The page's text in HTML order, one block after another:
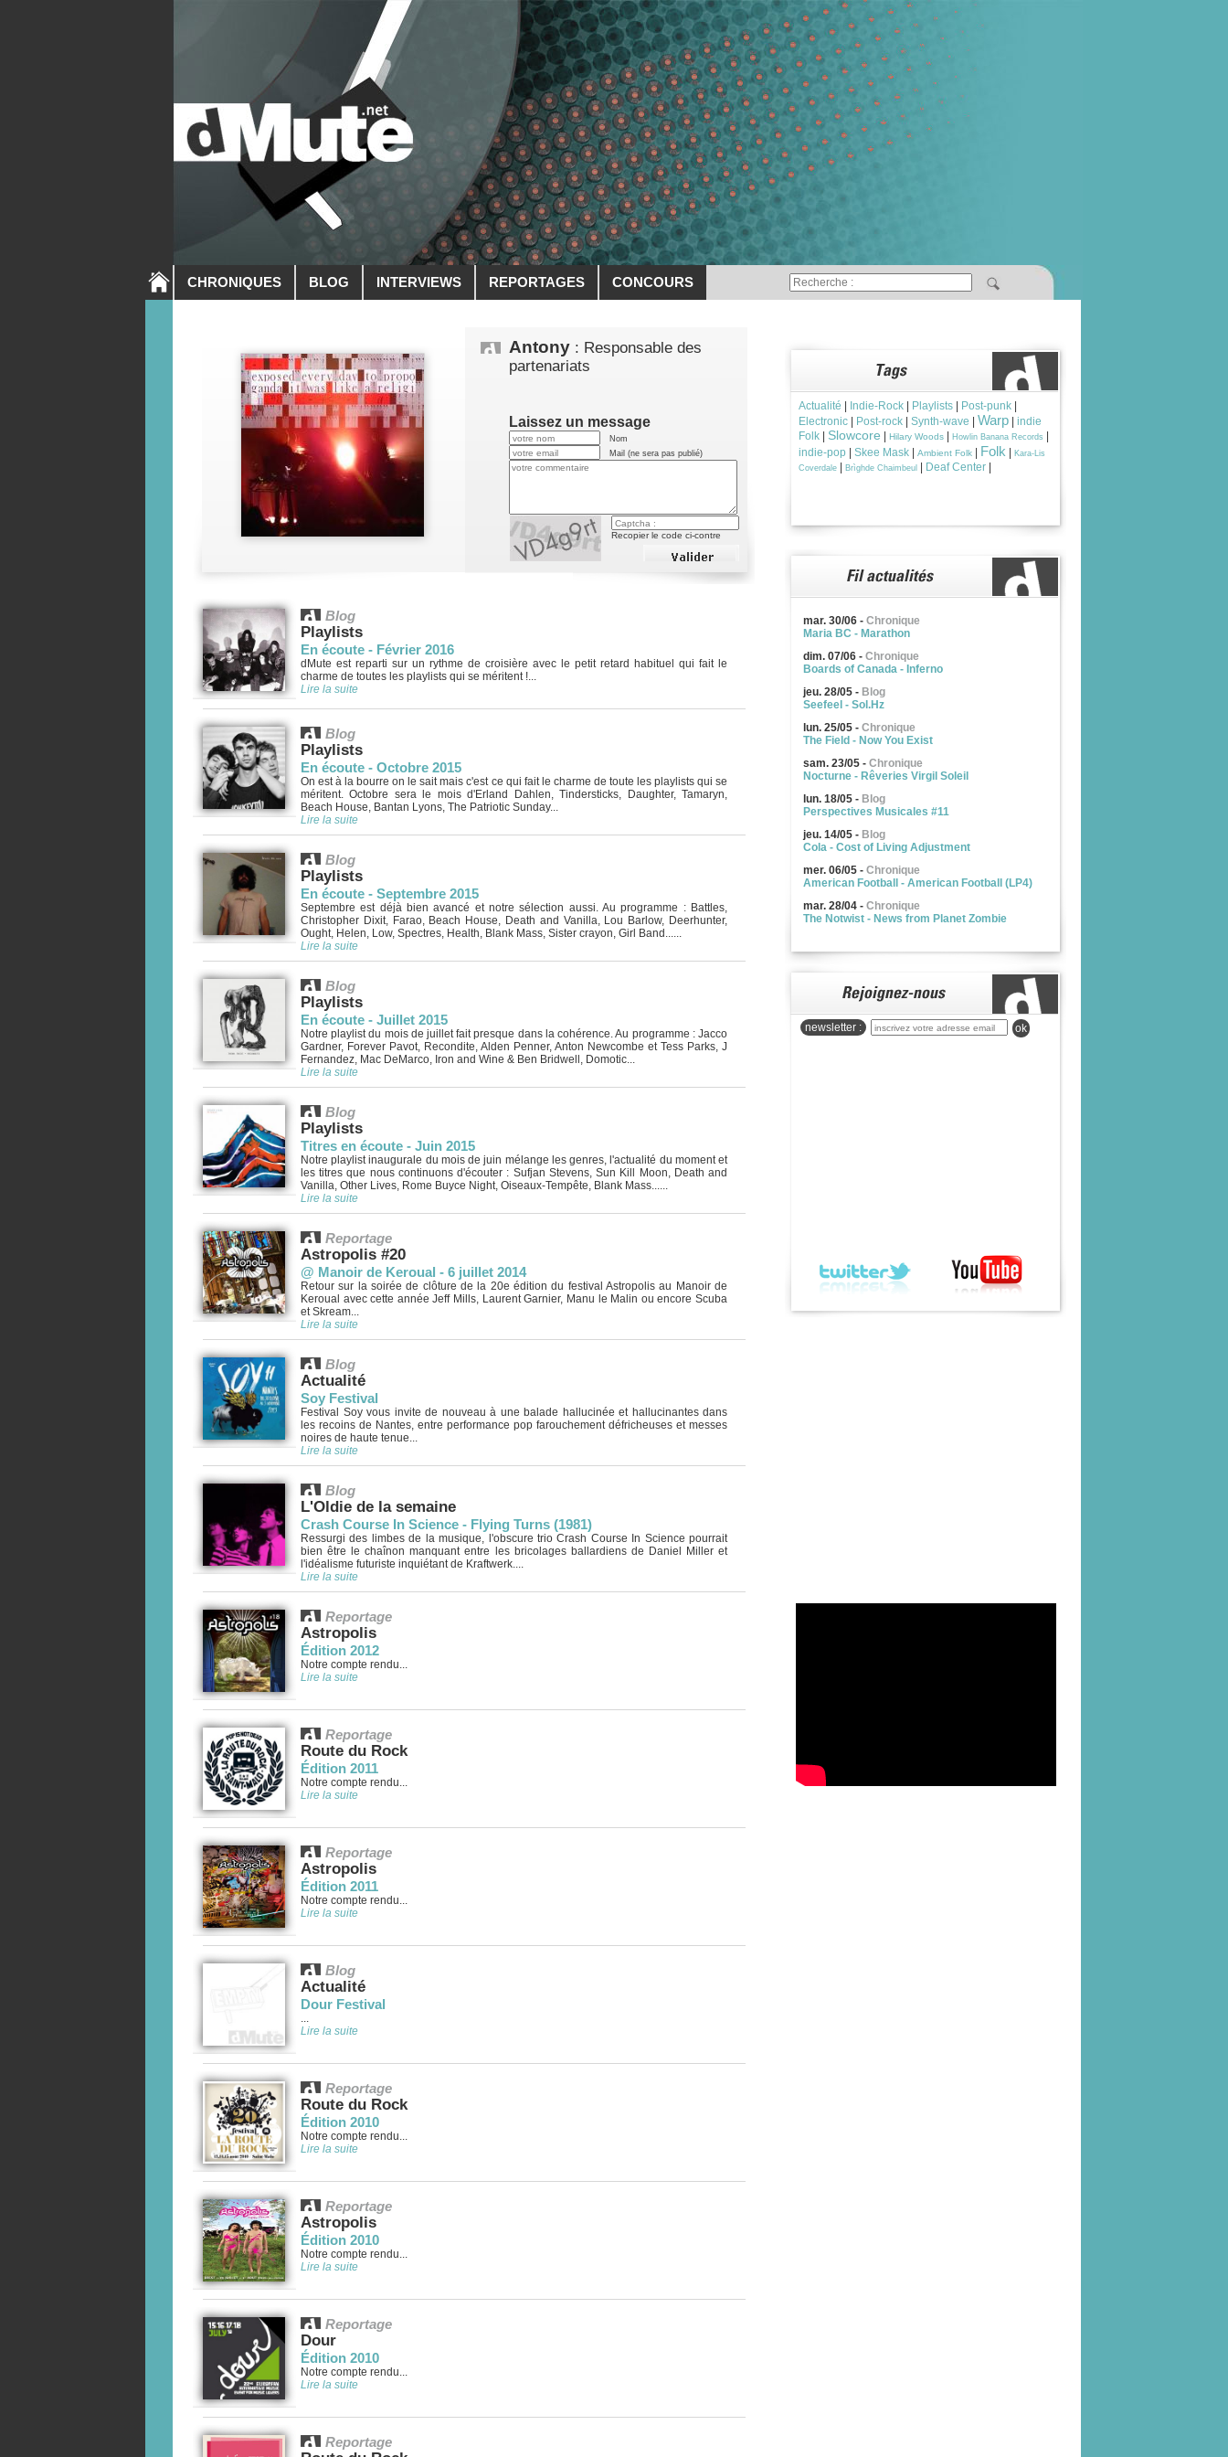
CHRONIQUES BLOG INTERVIEWS REPORTAGES CONCOURS
Antony : Responsable des
partenariats
Laissez un message
Nom
Mail (ne sera pas publié)
Recopier le code ci-contre
Blog
Playlists
En écoute - Février 2016
dMute est reparti sur un rythme de croisière avec le petit retard habituel qui fait le
charme de toutes les playlists qui se méritent !...
Lire la suite
Blog
Playlists
En écoute - Octobre 2015
On est à la bourre on le sait mais c'est ce qui fait le charme de toute les playlists qui se
méritent. Octobre sera le mois d'Erland Dahlen, Tindersticks, Daughter, Tamaryn,
Beach House, Bantan Lyons, The Patriotic Sunday...
Lire la suite
Blog
Playlists
En écoute - Septembre 2015
Septembre est déjà bien avancé et notre sélection aussi. Au programme : Battles,
Christopher Dixit, Farao, Beach House, Death and Vanilla, Lou Barlow, Deerhunter,
Ought, Helen, Low, Spectres, Health, Blank Mass, Sister crayon, Girl Band......
Lire la suite
Blog
Playlists
En écoute - Juillet 2015
Notre playlist du mois de juillet fait presque dans la cohérence. Au programme : Jacco
Gardner, Forever Pavot, Recondite, Alden Penner, Anton Newcombe et Tess Parks, J
Fernandez, Mac DeMarco, Iron and Wine & Ben Bridwell, Domotic...
Lire la suite
Blog
Playlists
Titres en écoute - Juin 2015
Notre playlist inaugurale du mois de juin mélange les genres, l'actualité du moment et
les titres que nous continuons d'écouter : Sufjan Stevens, Sun Kill Moon, Death and
Vanilla, Other Lives, Rome Buyce Night, Oiseaux-Tempête, Blank Mass......
Lire la suite
Reportage
Astropolis #20
@ Manoir de Keroual - 6 juillet 2014
Retour sur la soirée de clôture de la 20e édition du festival Astropolis au Manoir de
Keroual avec cette année Jeff Mills, Laurent Garnier, Manu le Malin ou encore Scuba
et Skream...
Lire la suite
Blog
Actualité
Soy Festival
Festival Soy vous invite de nouveau à une balade hallucinée et hallucinantes dans
les recoins de Nantes, entre performance pop farouchement défricheuses et messes
noires de haute tenue...
Lire la suite
Blog
L'Oldie de la semaine
Crash Course In Science - Flying Turns (1981)
Ressurgi des limbes de la musique, l'obscure trio Crash Course In Science pourrait
bien être le chaînon manquant entre les bricolages ballardiens de Daniel Miller et
l'idéalisme futuriste inquiétant de Kraftwerk....
Lire la suite
Reportage
Astropolis
Édition 2012
Notre compte rendu...
Lire la suite
Reportage
Route du Rock
Édition 2011
Notre compte rendu...
Lire la suite
Reportage
Astropolis
Édition 2011
Notre compte rendu...
Lire la suite
Blog
Actualité
Dour Festival
...
Lire la suite
Reportage
Route du Rock
Édition 2010
Notre compte rendu...
Lire la suite
Reportage
Astropolis
Édition 2010
Notre compte rendu...
Lire la suite
Reportage
Dour
Édition 2010
Notre compte rendu...
Lire la suite
Reportage
Actualité Indie-Rock Playlists Post-punk
Electronic
Post-rock Synth-wave Warp
indie
Folk
Slowcore Hilary Woods Howlin Banana Records
indie-pop
Skee Mask Ambient Folk Folk
Kara-Lis
Coverdale
Brìghde Chaimbeul Deaf Center
mar. 30/06 - Chronique
Maria BC - Marathon
dim. 07/06 - Chronique
Boards of Canada - Inferno
jeu. 28/05 - Blog
Seefeel - Sol.Hz
lun. 25/05 - Chronique
The Field - Now You Exist
sam. 23/05 - Chronique
Nocturne - Rêveries Virgil Soleil
lun. 18/05 - Blog
Perspectives Musicales #11
jeu. 14/05 - Blog
Cola - Cost of Living Adjustment
mer. 06/05 - Chronique
American Football - American Football (LP4)
mar. 28/04 - Chronique
The Notwist - News from Planet Zombie
newsletter : ok